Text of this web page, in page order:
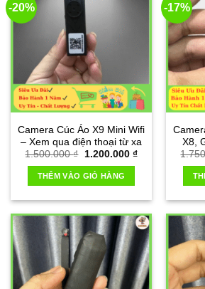
-20%
Camera Cúc Áo X9 Mini Wifi
– Xem qua điện thoại từ xa
1.500.000₫
Giá
là:
1.500.000 ₫.
1.200.000 ₫Giá
THÊM VÀO GIỎ HÀNG
-17%
X8,